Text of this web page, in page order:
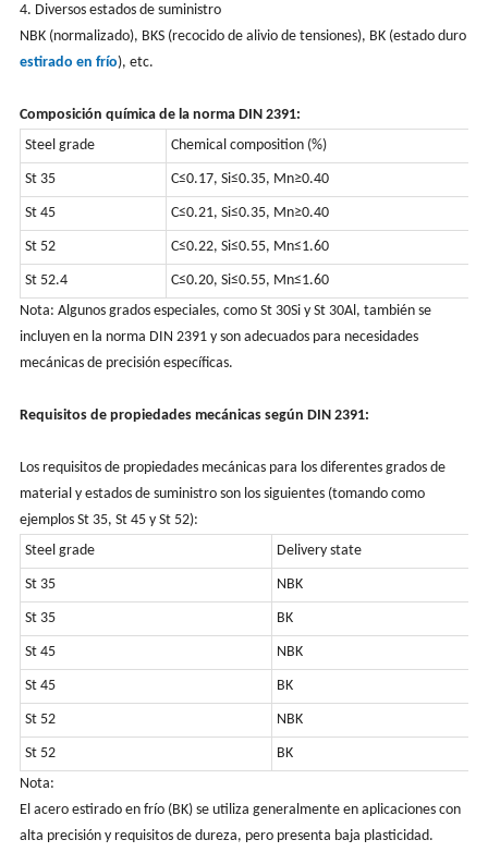
4. Diversos estados de suministro
NBK (normalizado), BKS (recocido de alivio de tensiones), BK (estado duro
estirado en frío), etc.
Composición química de la norma DIN 2391:
Steel grade
Chemical composition (%)
St 35 C≤0.17, Si≤0.35, Mn≥0.40
St 45 C≤0.21, Si≤0.35, Mn≥0.40
St 52 C≤0.22, Si≤0.55, Mn≤1.60
St 52.4 C≤0.20, Si≤0.55, Mn≤1.60
Nota: Algunos grados especiales, como St 30Si y St 30Al, también se
incluyen en la norma DIN 2391 y son adecuados para necesidades
mecánicas de precisión específicas.
Requisitos de propiedades mecánicas según DIN 2391:
Los requisitos de propiedades mecánicas para los diferentes grados de
material y estados de suministro son los siguientes (tomando como
ejemplos St 35, St 45 y St 52):
Steel grade
Delivery state
St 35 NBK
St 35 BK
St 45 NBK
St 45 BK
St 52 NBK
St 52
BK
Nota:
El acero estirado en frío (BK) se utiliza generalmente en aplicaciones con
alta precisión y requisitos de dureza, pero presenta baja plasticidad.